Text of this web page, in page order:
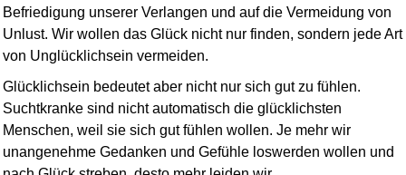
Befriedigung unserer Verlangen und auf die Vermeidung von
Unlust. Wir wollen das Glück nicht nur finden, sondern jede Art
von Unglücklichsein vermeiden.
Glücklichsein bedeutet aber nicht nur sich gut zu fühlen.
Suchtkranke sind nicht automatisch die glücklichsten
Menschen, weil sie sich gut fühlen wollen. Je mehr wir
unangenehme Gedanken und Gefühle loswerden wollen und